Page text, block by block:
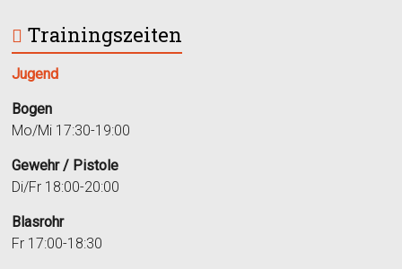
Trainingszeiten
Jugend
Bogen
Mo/Mi 17:30-19:00
Gewehr / Pistole
Di/Fr 18:00-20:00
Blasrohr
Fr 17:00-18:30